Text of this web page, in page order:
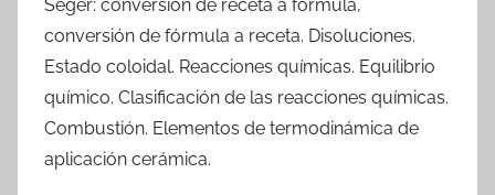
Seger: conversión de receta a fórmula,
conversión de fórmula a receta. Disoluciones.
Estado coloidal. Reacciones químicas. Equilibrio
químico. Clasificación de las reacciones químicas.
Combustión. Elementos de termodinámica de
aplicación cerámica.